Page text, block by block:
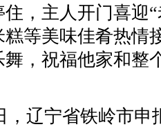
，主人开门喜迎
等美味佳肴热情
，祝福他家和整
，辽宁省铁岭市